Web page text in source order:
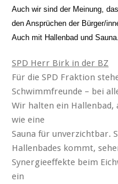
Auch wir sind der Meinung,
den Ansprüchen der Bürger/
Auch mit Hallenbad und Sauna.
SPD Herr Birk in der BZ
Für die SPD Fraktion
Schwimmfreunde – bei
Wir halten ein Hallenbad,
wie eine
Sauna für unverzichtbar.
Hallenbades kommt,
Synergieeffekte beim
ein